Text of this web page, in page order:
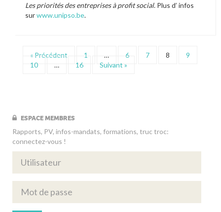
Les priorités des entreprises à profit social. Plus d’ infos
surwww.unipso.be.
« Précédent 1 … 6 7 8
9
10
… 16 Suivant »
ESPACE MEMBRES
Rapports, PV, infos-mandats, formations, truc troc:
connectez-vous !